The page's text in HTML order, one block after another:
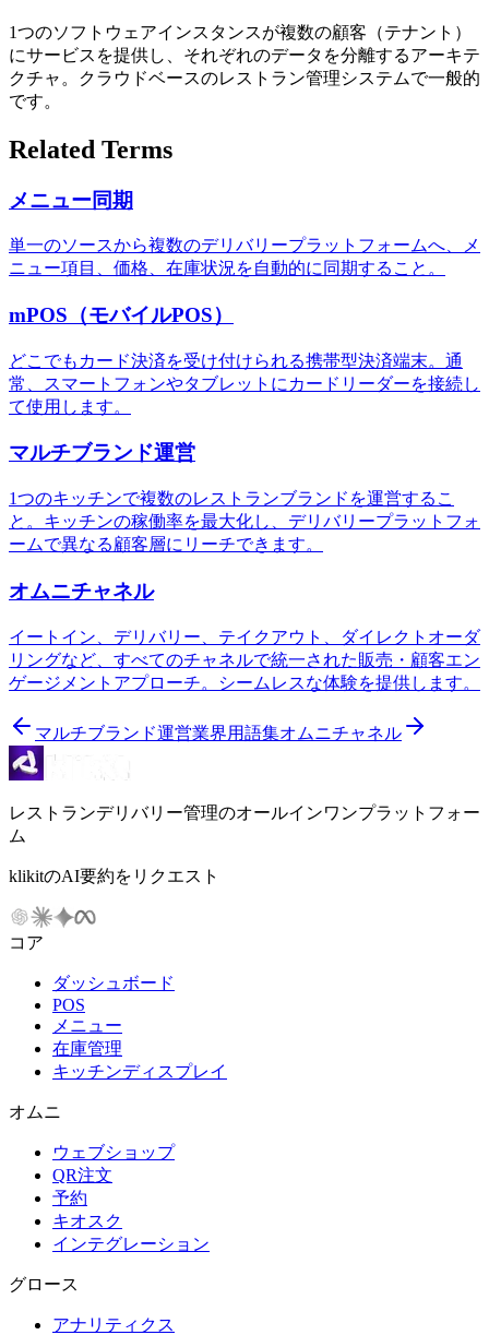
1つのソフトウェアインスタンスが複数の顧客（テナント）
にサービスを提供し、それぞれのデータを分離するアーキテ
クチャ。クラウドベースのレストラン管理システムで一般的
です。
Related Terms
メニュー同期
単一のソースから複数のデリバリープラットフォームへ、メ
ニュー項目、価格、在庫状況を自動的に同期すること。
mPOS（モバイルPOS）
どこでもカード決済を受け付けられる携帯型決済端末。通
常、スマートフォンやタブレットにカードリーダーを接続し
て使用します。
マルチブランド運営
1つのキッチンで複数のレストランブランドを運営するこ
と。キッチンの稼働率を最大化し、デリバリープラットフォ
ームで異なる顧客層にリーチできます。
オムニチャネル
イートイン、デリバリー、テイクアウト、ダイレクトオーダ
リングなど、すべてのチャネルで統一された販売・顧客エン
ゲージメントアプローチ。シームレスな体験を提供します。
マルチブランド運営業界用語集オムニチャネル
レストランデリバリー管理のオールインワンプラットフォー
ム
klikitのAI要約をリクエスト
コア
ダッシュボード
POS
メニュー
在庫管理
キッチンディスプレイ
オムニ
ウェブショップ
QR注文
予約
キオスク
インテグレーション
グロース
アナリティクス